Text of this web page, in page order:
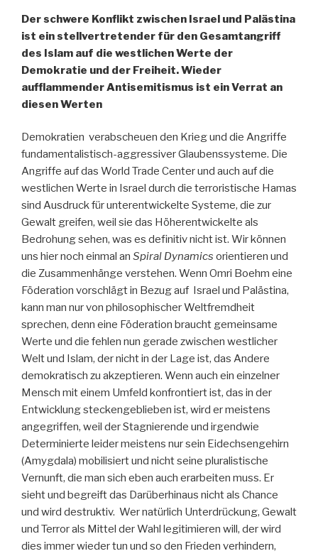
Der schwere Konflikt zwischen Israel und Palästina
ist ein stellvertretender für den Gesamtangriff
des Islam auf die westlichen Werte der
Demokratie und der Freiheit. Wieder
aufflammender Antisemitismus ist ein Verrat an
diesen Werten
Demokratien verabscheuen den Krieg und die Angriffe
fundamentalistisch-aggressiver Glaubenssysteme. Die
Angriffe auf das World Trade Center und auch auf die
westlichen Werte in Israel durch die terroristische Hamas
sind Ausdruck für unterentwickelte Systeme, die zur
Gewalt greifen, weil sie das Höherentwickelte als
Bedrohung sehen, was es definitiv nicht ist. Wir können
uns hier noch einmal an Spiral Dynamics orientieren und
die Zusammenhänge verstehen. Wenn Omri Boehm eine
Föderation vorschlägt in Bezug auf Israel und Palästina,
kann man nur von philosophischer Weltfremdheit
sprechen, denn eine Föderation braucht gemeinsame
Werte und die fehlen nun gerade zwischen westlicher
Welt und Islam, der nicht in der Lage ist, das Andere
demokratisch zu akzeptieren. Wenn auch ein einzelner
Mensch mit einem Umfeld konfrontiert ist, das in der
Entwicklung steckengeblieben ist, wird er meistens
angegriffen, weil der Stagnierende und irgendwie
Determinierte leider meistens nur sein Eidechsengehirn
(Amygdala) mobilisiert und nicht seine pluralistische
Vernunft, die man sich eben auch erarbeiten muss. Er
sieht und begreift das Darüberhinaus nicht als Chance
und wird destruktiv. Wer natürlich Unterdrückung, Gewalt
und Terror als Mittel der Wahl legitimieren will, der wird
dies immer wieder tun und so den Frieden verhindern,